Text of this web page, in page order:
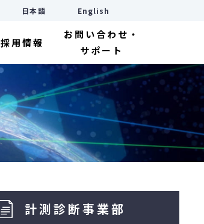
日本語 English
採用情報
お問い合わせ・
サポート
計測診断事業部